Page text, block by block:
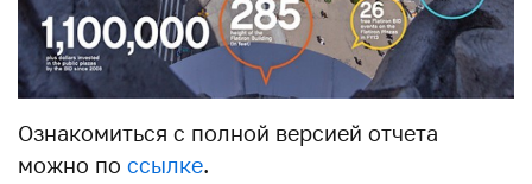
Ознакомиться с полной версией отчета
можно по ссылке.